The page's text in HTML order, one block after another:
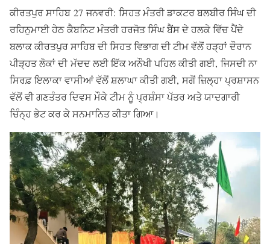
ਕੀਰਤਪੁਰ ਸਾਹਿਬ 27 ਜਨਵਰੀ: ਸਿਹਤ ਮੰਤਰੀ ਡਾਕਟਰ ਬਲਬੀਰ ਸਿੰਘ ਦੀ
ਰਹਿਨੁਮਾਈ ਹੇਠ ਕੈਬਨਿਟ ਮੰਤਰੀ ਹਰਜੋਤ ਸਿੰਘ ਬੈਂਸ ਦੇ ਹਲਕੇ ਵਿੱਚ ਪੈਂਦੇ
ਬਲਾਕ ਕੀਰਤਪੁਰ ਸਾਹਿਬ ਦੀ ਸਿਹਤ ਵਿਭਾਗ ਦੀ ਟੀਮ ਵੱਲੋਂ ਹੜ੍ਹਾਂ ਦੌਰਾਨ
ਪੀੜ੍ਹਤ ਲੋਕਾਂ ਦੀ ਮੱਦਦ ਲਈ ਇੱਕ ਅਨੌਖੀ ਪਹਿਲ ਕੀਤੀ ਗਈ, ਜਿਸਦੀ ਨਾ
ਸਿਰਫ਼ ਇਲਾਕਾ ਵਾਸੀਆਂ ਵੱਲੋਂ ਸ਼ਲਾਘਾ ਕੀਤੀ ਗਈ, ਸਗੋਂ ਜ਼ਿਲ੍ਹਾ ਪ੍ਰਸ਼ਾਸਨ
ਵੱਲੋਂ ਵੀ ਗਣਤੰਤਰ ਦਿਵਸ ਮੌਕੇ ਟੀਮ ਨੂੰ ਪ੍ਰਸ਼ੰਸਾ ਪੱਤਰ ਅਤੇ ਯਾਦਗਾਰੀ
ਚਿੰਨ੍ਹ ਭੇਟ ਕਰ ਕੇ ਸਨਮਾਨਿਤ ਕੀਤਾ ਗਿਆ।